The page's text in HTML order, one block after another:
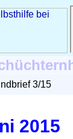
3/15
2015